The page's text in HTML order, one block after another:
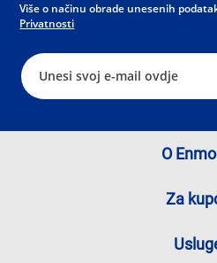
Više o načinu obrade unesenih
Privatnosti
O
Za